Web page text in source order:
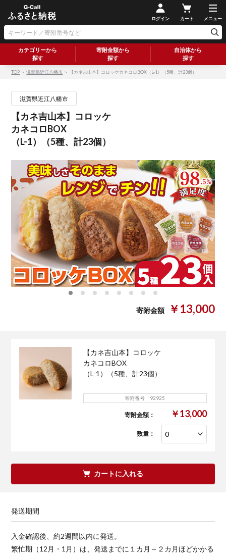
ログイン カート メニュー
カテゴリーから
探す
寄附金額から
探す
自治体から
探す
TOP ＞滋賀県近江八幡市 ＞ 【カネ吉山本】コロッケカネコロBOX（L-1）（5種、計23個）
滋賀県近江八幡市
【カネ吉山本】コロッケ
カネコロBOX
（L-1）（5種、計23個）
寄附金額 ￥13,000
【カネ吉山本】コロッケ
カネコロBOX
（L-1）（5種、計23個）
寄附番号 92925
寄附金額： ￥13,000
数量：
カートに入れる
発送期間
入金確認後、約2週間以内に発送。
繁忙期（12月・1月）は、発送までに１カ月～２カ月ほどかかる